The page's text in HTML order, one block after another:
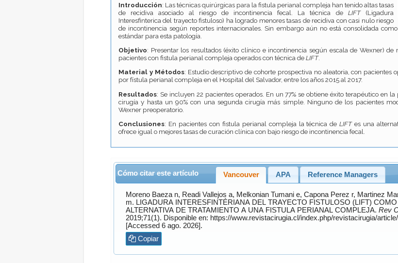
Introducción: Las técnicas quirúrgicas para la fistula perianal compleja han tenido altas tasas
de recidiva asociado al riesgo de incontinencia fecal. La técnica de LIFT(Ligadura
Interesfinterica del trayecto fistuloso) ha logrado menores tasas de recidiva con casi nulo riesgo
de incontinencia según reportes internacionales. Sin embargo aún no está consolidada
estándar para esta patología.
Objetivo: Presentar los resultados (éxito clínico e incontinencia según escala de Wexner) de
pacientes con fistula perianal compleja operados con técnica deLIFT.
Material y Métodos: Estudio descriptivo de cohorte prospectiva no aleatoria, con pacientes
por fístula perianal compleja en el Hospital del Salvador, entre los años 2015 al 2017.
Resultados: Se incluyen 22 pacientes operados. En un 77% se obtiene éxito terapéutico en la
cirugía y hasta un 90% con una segunda cirugía más simple. Ninguno de los pacientes
Wexner preoperatorio.
Conclusiones: En pacientes con fistula perianal compleja la técnica deLIFTes una
ofrece igual o mejores tasas de curación clínica con bajo riesgo de incontinencia fecal.
Cómo citar este artículo Vancouver APA Reference Managers
Moreno Baezan, Readi Vallejos a, Melkonian Tumanie, Capona Perez r, Martinez
m. LIGADURA INTERESFINTÉRIANA DEL TRAYECTO FISTULOSO (LIFT) COMO
ALTERNATIVA DE TRATAMIENTO A UNA FISTULA PERIANAL COMPLEJA. Rev
2019;71(1). Disponible en: https://www.revistacirugia.cl/index.php/revistacirugia/article/view/67
[Accessed 6 ago. 2026].
Copiar